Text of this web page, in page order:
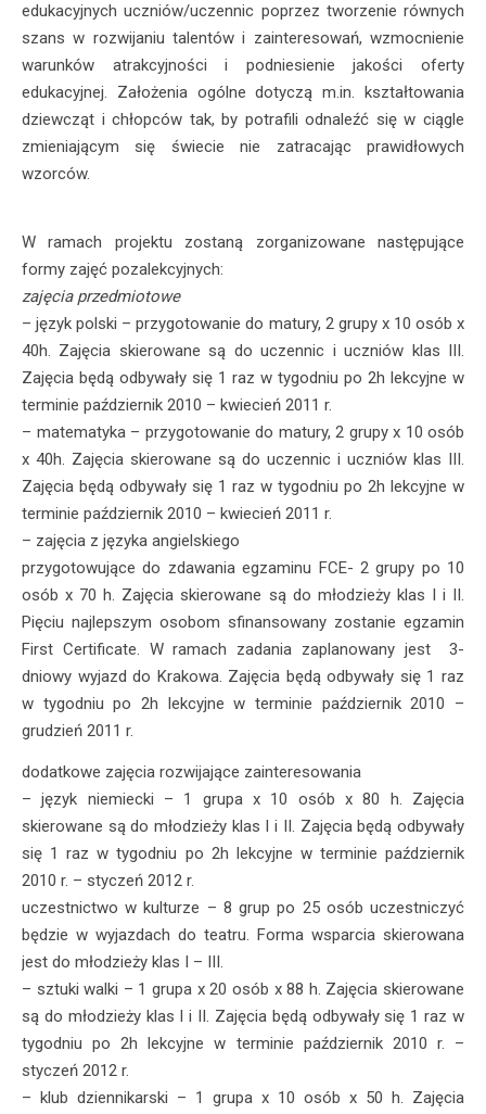
edukacyjnych uczniów/uczennic poprzez tworzenie równych
szans w rozwijaniu talentów i zainteresowań, wzmocnienie
warunków atrakcyjności i podniesienie jakości oferty
edukacyjnej. Założenia ogólne dotyczą m.in. kształtowania
dziewcząt i chłopców tak, by potrafili odnaleźć się w ciągle
zmieniającym się świecie nie zatracając prawidłowych
wzorców.
W ramach projektu zostaną zorganizowane następujące
formy zajęć pozalekcyjnych:
zajęcia przedmiotowe
– język polski – przygotowanie do matury, 2 grupy x 10 osób x
40h. Zajęcia skierowane są do uczennic i uczniów klas III.
Zajęcia będą odbywały się 1 raz w tygodniu po 2h lekcyjne w
terminie październik 2010 – kwiecień 2011 r.
– matematyka – przygotowanie do matury, 2 grupy x 10 osób
x 40h. Zajęcia skierowane są do uczennic i uczniów klas III.
Zajęcia będą odbywały się 1 raz w tygodniu po 2h lekcyjne w
terminie październik 2010 – kwiecień 2011 r.
– zajęcia z języka angielskiego
przygotowujące do zdawania egzaminu FCE- 2 grupy po 10
osób x 70 h. Zajęcia skierowane są do młodzieży klas I i II.
Pięciu najlepszym osobom sfinansowany zostanie egzamin
First Certificate. W ramach zadania zaplanowany jest 3-
dniowy wyjazd do Krakowa. Zajęcia będą odbywały się 1 raz
w tygodniu po 2h lekcyjne w terminie październik 2010 –
grudzień 2011 r.
dodatkowe zajęcia rozwijające zainteresowania
– język niemiecki – 1 grupa x 10 osób x 80 h. Zajęcia
skierowane są do młodzieży klas I i II. Zajęcia będą odbywały
się 1 raz w tygodniu po 2h lekcyjne w terminie październik
2010 r. – styczeń 2012 r.
uczestnictwo w kulturze – 8 grup po 25 osób uczestniczyć
będzie w wyjazdach do teatru. Forma wsparcia skierowana
jest do młodzieży klas I – III.
– sztuki walki – 1 grupa x 20 osób x 88 h. Zajęcia skierowane
są do młodzieży klas I i II. Zajęcia będą odbywały się 1 raz w
tygodniu po 2h lekcyjne w terminie październik 2010 r. –
styczeń 2012 r.
– klub dziennikarski – 1 grupa x 10 osób x 50 h. Zajęcia